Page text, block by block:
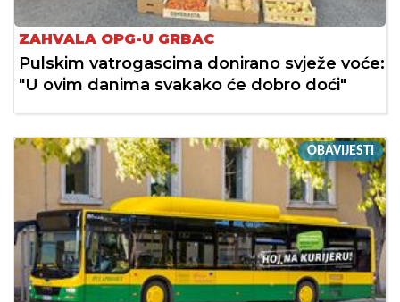
ZAHVALA OPG-U GRBAC
Pulskim vatrogascima donirano svježe voće:
"U ovim danima svakako će dobro doći"
OBAVIJESTI